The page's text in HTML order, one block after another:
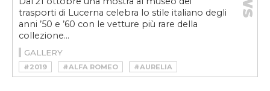
trasporti di Lucerna celebra lo stile italiano degli
anni ’50 e ’60 con le vetture più rare della
collezione...
GALLERY
#2019 #ALFA ROMEO
#AURELIA
#BERTONE
#CARS AND FASHION